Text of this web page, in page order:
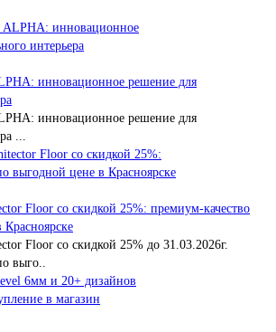
инновационное решение для
инновационное решение для
...
Floor со скидкой 25%: премиум-качество
Floor со скидкой 25% до 31.03.2026г.
выго..